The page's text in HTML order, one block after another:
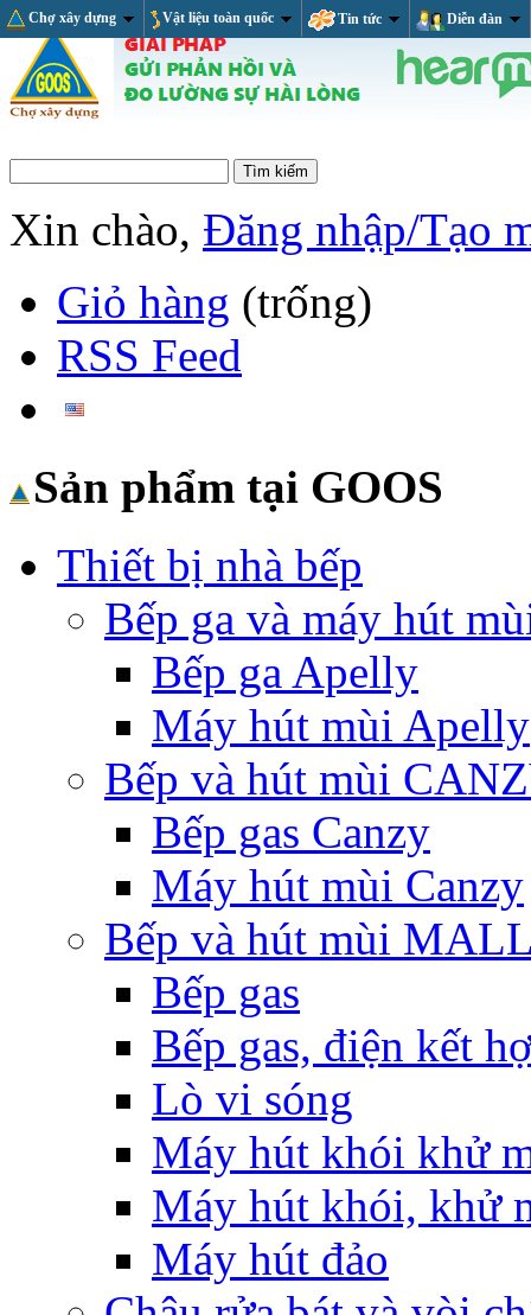
Chợ xây dựng Vật liệu toàn quốc Tin tức Diễn đàn
Xin chào, Đăng nhập/Tạo
Giỏ hàng (trống)
RSS Feed
Sản phẩm tại GOOS
Thiết bị nhà bếp
Bếp ga và máy hút
Bếp ga Apelly
Máy hút mùi Apelly
Bếp và hút mùi
Bếp gas Canzy
Máy hút mùi Canzy
Bếp và hút mùi
Bếp gas
Bếp gas, điện kết
Lò vi sóng
Máy hút khói khử
Máy hút khói, khử
Máy hút đảo